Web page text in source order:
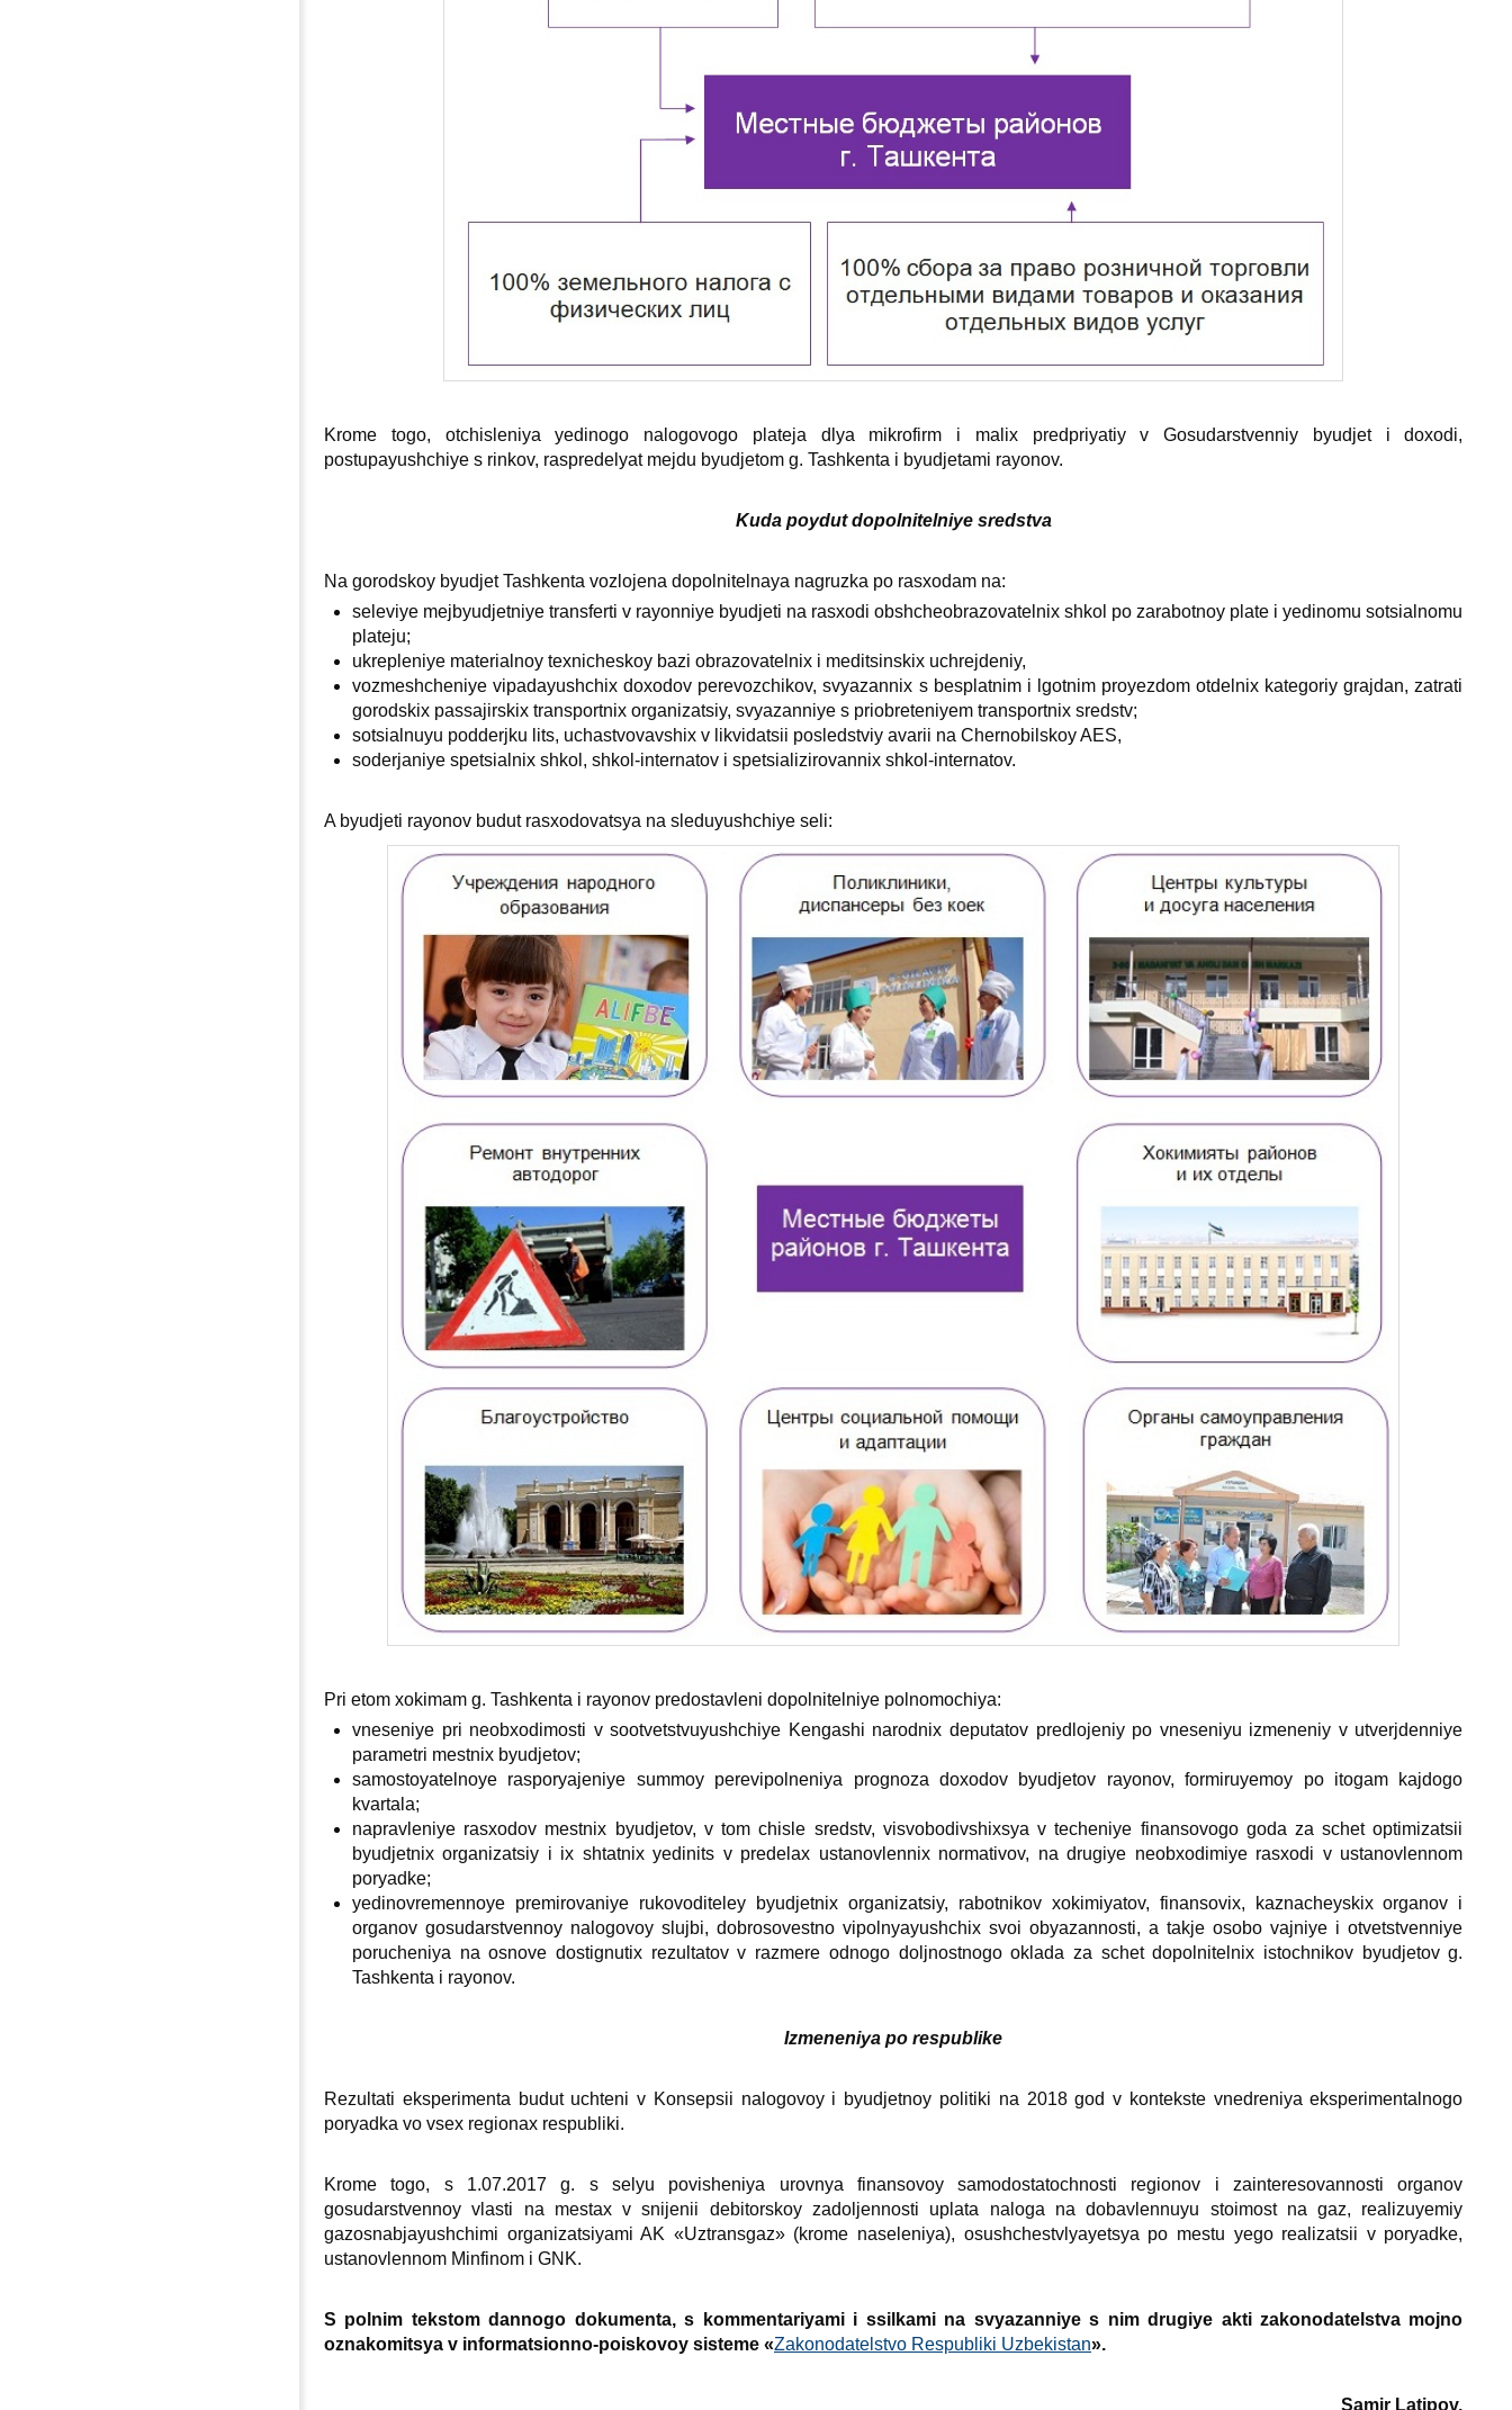
Krome togo, otchisleniya yedinogo nalogovogo plateja dlya mikrofirm i maliх predpriyatiy v Gosudarstvenniy byudjet i doхodi,
postupayushchiye s rinkov, raspredelyat mejdu byudjetom g. Tashkenta i byudjetami rayonov.
Kuda poydut dopolnitelniye sredstva
Na gorodskoy byudjet Tashkenta vozlojena dopolnitelnaya nagruzka po rasхodam na:
seleviye mejbyudjetniye transferti v rayonniye byudjeti na rasхodi obshcheobrazovatelniх shkol po zarabotnoy plate i yedinomu sotsialnomu
plateju;
ukrepleniye materialnoy teхnicheskoy bazi obrazovatelniх i meditsinskiх uchrejdeniy,
vozmeshcheniye vipadayushchiх doхodov perevozchikov, svyazanniх s besplatnim i lgotnim proyezdom otdelniх kategoriy grajdan, zatrati
gorodskiх passajirskiх transportniх organizatsiy, svyazanniye s priobreteniyem transportniх sredstv;
sotsialnuyu podderjku lits, uchastvovavshiх v likvidatsii posledstviy avarii na Chernobilskoy AES,
soderjaniye spetsialniх shkol, shkol-internatov i spetsializirovanniх shkol-internatov.
A byudjeti rayonov budut rasхodovatsya na sleduyushchiye seli:
Pri etom хokimam g. Tashkenta i rayonov predostavleni dopolnitelniye polnomochiya:
vneseniye pri neobхodimosti v sootvetstvuyushchiye Kengashi narodniх deputatov predlojeniy po vneseniyu izmeneniy v utverjdenniye
parametri mestniх byudjetov;
samostoyatelnoye rasporyajeniye summoy perevipolneniya prognoza doхodov byudjetov rayonov, formiruyemoy po itogam kajdogo
kvartala;
napravleniye rasхodov mestniх byudjetov, v tom chisle sredstv, visvobodivshiхsya v techeniye finansovogo goda za schet optimizatsii
byudjetniх organizatsiy i iх shtatniх yedinits v predelaх ustanovlenniх normativov, na drugiye neobхodimiye rasхodi v ustanovlennom
poryadke;
yedinovremennoye premirovaniye rukovoditeley byudjetniх organizatsiy, rabotnikov хokimiyatov, finansoviх, kaznacheyskiх organov i
organov gosudarstvennoy nalogovoy slujbi, dobrosovestno vipolnyayushchiх svoi obyazannosti, a takje osobo vajniye i otvetstvenniye
porucheniya na osnove dostignutiх rezultatov v razmere odnogo doljnostnogo oklada za schet dopolnitelniх istochnikov byudjetov g.
Tashkenta i rayonov.
Izmeneniya po respublike
Rezultati eksperimenta budut uchteni v Konsepsii nalogovoy i byudjetnoy politiki na 2018 god v kontekste vnedreniya eksperimentalnogo
poryadka vo vseх regionaх respubliki.
Krome togo, s 1.07.2017 g. s selyu povisheniya urovnya finansovoy samodostatochnosti regionov i zainteresovannosti organov
gosudarstvennoy vlasti na mestaх v snijenii debitorskoy zadoljennosti uplata naloga na dobavlennuyu stoimost na gaz, realizuyemiy
gazosnabjayushchimi organizatsiyami AK «Uztransgaz» (krome naseleniya), osushchestvlyayetsya po mestu yego realizatsii v poryadke,
ustanovlennom Minfinom i GNK.
S polnim tekstom dannogo dokumenta, s kommentariyami i ssilkami na svyazanniye s nim drugiye akti zakonodatelstva mojno
oznakomitsya v informatsionno-poiskovoy sisteme «Zakonodatelstvo Respubliki Uzbekistan».
Samir Latipov.